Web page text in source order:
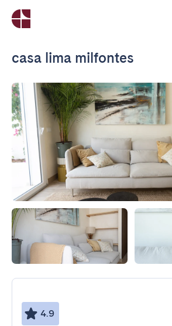
casa lima milfontes
4.9